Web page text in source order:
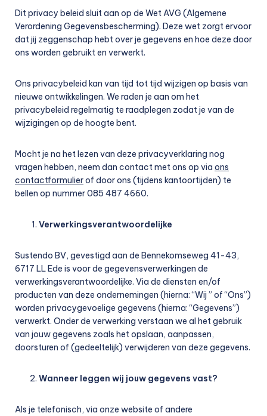
Dit privacy beleid sluit aan op de Wet AVG (Algemene
Verordening Gegevensbescherming). Deze wet zorgt ervoor
dat jij zeggenschap hebt over je gegevens en hoe deze door
ons worden gebruikt en verwerkt.
Ons privacybeleid kan van tijd tot tijd wijzigen op basis van
nieuwe ontwikkelingen. We raden je aan om het
privacybeleid regelmatig te raadplegen zodat je van de
wijzigingen op de hoogte bent.
Mocht je na het lezen van deze privacyverklaring nog
vragen hebben, neem dan contact met ons op via ons
contactformulierof door ons (tijdens kantoortijden) te
bellen op nummer 085 487 4660.
Verwerkingsverantwoordelijke
Sustendo BV, gevestigd aan de Bennekomseweg 41-43,
6717 LL Ede is voor de gegevensverwerkingen de
verwerkingsverantwoordelijke. Via de diensten en/of
producten van deze ondernemingen (hierna: “Wij ” of “Ons”)
worden privacygevoelige gegevens (hierna: “Gegevens”)
verwerkt. Onder de verwerking verstaan we al het gebruik
van jouw gegevens zoals het opslaan, aanpassen,
doorsturen of (gedeeltelijk) verwijderen van deze gegevens.
Wanneer leggen wij jouw gegevens vast?
Als je telefonisch, via onze website of andere